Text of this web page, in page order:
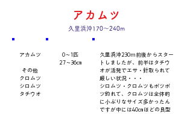
アカムツ
久里浜沖170～240m
アカムツ
その他
クロムツ
シロムツ
タチウオ
0～1匹
27～36㎝
久里浜沖230m前後からスター
トしましたが、前半はタチウ
オが活発でエサ・針取られて
厳しい状況・・・
シロムツ・クロムツもポツポ
ツ釣れて、クロムツは全体的
に小ぶりなサイズ多かったん
ですが中には40㎝ほどの良型